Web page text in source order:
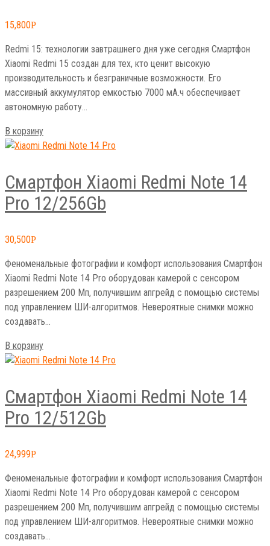
15,800Р
Redmi 15: технологии завтрашнего дня уже сегодня Смартфон
Xiaomi Redmi 15 создан для тех, кто ценит высокую
производительность и безграничные возможности. Его
массивный аккумулятор емкостью 7000 мА.ч обеспечивает
автономную работу…
В корзину
Смартфон Xiaomi Redmi Note 14
Pro 12/256Gb
30,500Р
Феноменальные фотографии и комфорт использования Смартфон
Xiaomi Redmi Note 14 Pro оборудован камерой с сенсором
разрешением 200 Мп, получившим апгрейд с помощью системы
под управлением ШИ-алгоритмов. Невероятные снимки можно
создавать…
В корзину
Смартфон Xiaomi Redmi Note 14
Pro 12/512Gb
24,999Р
Феноменальные фотографии и комфорт использования Смартфон
Xiaomi Redmi Note 14 Pro оборудован камерой с сенсором
разрешением 200 Мп, получившим апгрейд с помощью системы
под управлением ШИ-алгоритмов. Невероятные снимки можно
создавать…